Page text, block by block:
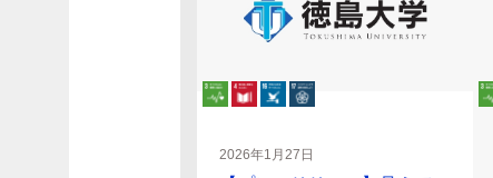
2026年1月27日